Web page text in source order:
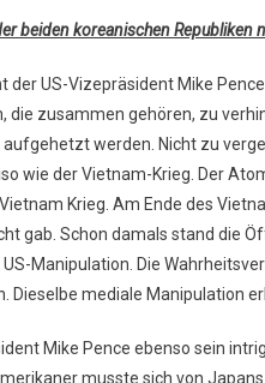
beiden koreanischen Republiken
der US-Vizepräsident Mike
die zusammen gehören, zu
werden. Nicht zu
wie der Vietnam-Krieg. Der
Krieg. Am Ende des
gab. Schon damals stand die
Manipulation. Die
Dieselbe mediale Manipulation
Mike Pence ebenso sein
musste sich von